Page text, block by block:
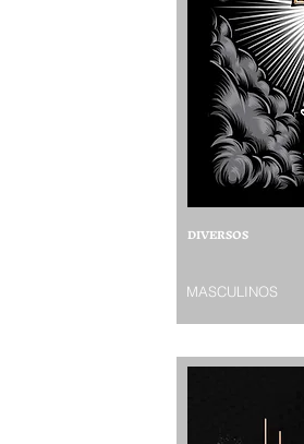
DIVERSOS
MASCULINOS